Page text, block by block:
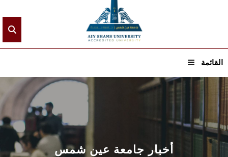
القائمة
الرئيسيـة
عن الجامعة
القطاعـات أخبار جامعة عين شمس